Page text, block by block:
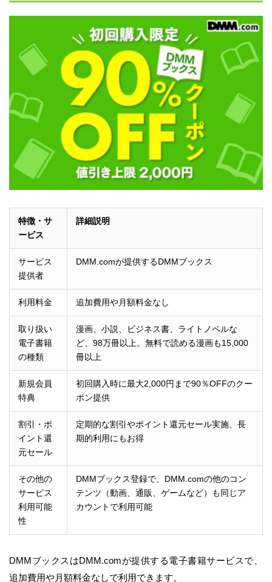
特徴・サ
ービス
詳細説明
サービス
提供者
DMM.comが提供するDMMブックス
利用料金 追加費用や月額料金なし
取り扱い
電子書籍
の種類
漫画、小説、ビジネス書、ライトノベルな
ど、98万冊以上。無料で読める漫画も15,000
冊以上
新規会員
特典
初回購入時に最大2,000円まで90％OFFのクー
ポン提供
割引・ポ
イント還
元セール
定期的な割引やポイント還元セール実施、長
期的利用にもお得
その他の
サービス
利用可能
性
DMMブックス登録で、DMM.comの他のコン
テンツ（動画、通販、ゲームなど）も同じア
カウントで利用可能
DMMブックスはDMM.comが提供する電子書籍サービスで、
追加費用や月額料金なしで利用できます。